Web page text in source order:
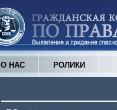
О НАС РОЛИКИ